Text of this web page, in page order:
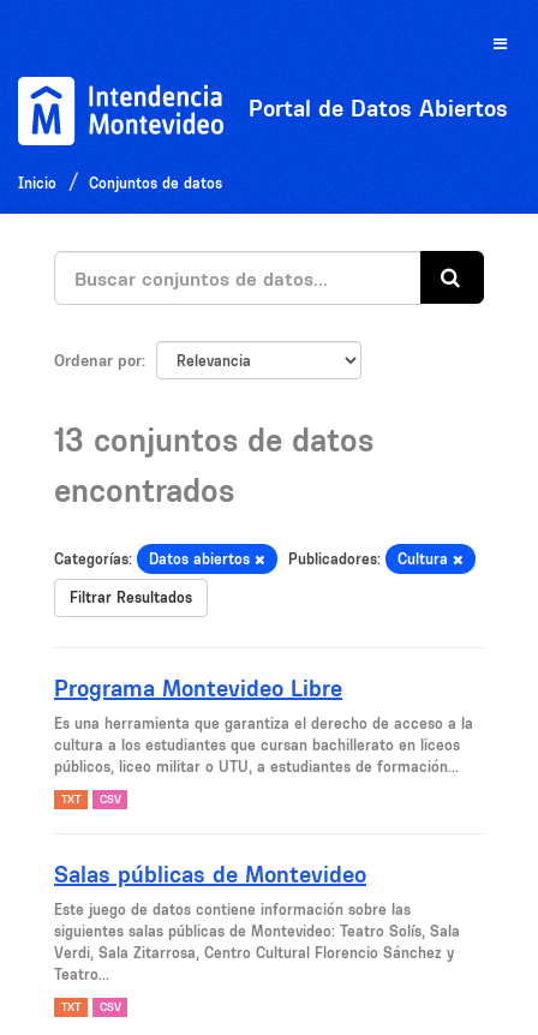
Toggle
Portal de Datos Abiertos
Inicio Conjuntos de datos
Ordenar por
13 conjuntos de datos
encontrados
Categorías: Datos abiertos Publicadores: Cultura
Filtrar Resultados
Programa Montevideo Libre
Es una herramienta que garantiza el derecho de acceso a la
cultura a los estudiantes que cursan bachillerato en liceos
públicos, liceo militar o UTU, a estudiantes de formación...
TXT CSV
Salas públicas de Montevideo
Este juego de datos contiene información sobre las
siguientes salas públicas de Montevideo: Teatro Solís, Sala
Verdi, Sala Zitarrosa, Centro Cultural Florencio Sánchez y
Teatro...
TXT CSV